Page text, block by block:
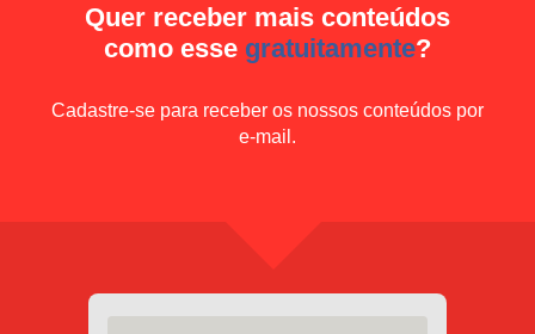
Quer receber mais conteúdos
como esse gratuitamente?
Cadastre-se para receber os nossos conteúdos por
e-mail.